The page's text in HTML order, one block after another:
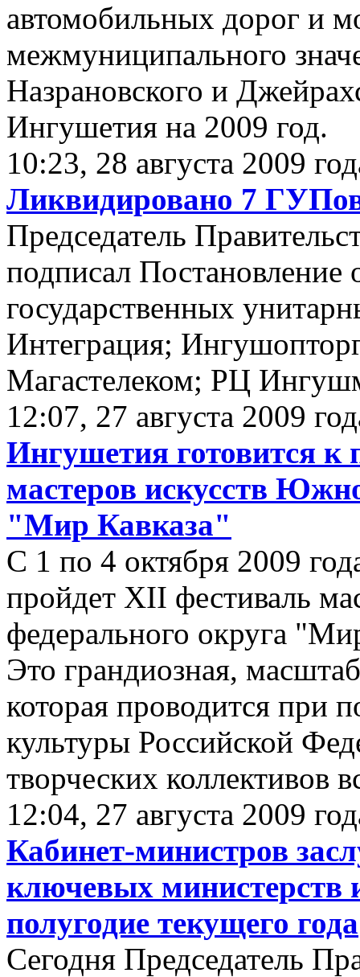
автомобильных дорог и
межмуниципального
Назрановского и
Ингушетия на 2009 год.
10:23, 28 августа 2009
Ликвидировано 7
Председатель
подписал
государственных
Интеграция;
Магастелеком; РЦ
12:07, 27 августа 2009
Ингушетия готовится к
мастеров искусств
"Мир Кавказа"
С 1 по 4 октября 2009
пройдет XII фестиваль
федерального округа
Это грандиозная,
которая проводится при
культуры Российской
творческих коллективов
12:04, 27 августа 2009
Кабинет-министров
ключевых министерств
полугодие текущего года
Сегодня Председатель